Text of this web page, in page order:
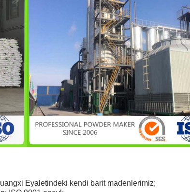
Eyaletindeki kendi barit madenlerimiz;